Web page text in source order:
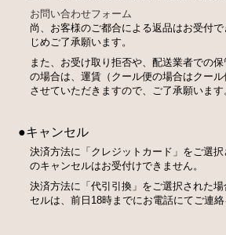
お問い合わせフォーム
尚、お客様のご都合による返品はお受付
じめご了承願います。
また、お受け取り拒否や、配送業者での
の場合は、運賃（クール便の場合はクー
させていただきますので、ご了承願います
●キャンセル
決済方法に「クレジットカード」をご選
のキャンセルはお受付けできません。
決済方法に「代引引換」をご選択された
セルは、前日18時までにお電話にてご連絡